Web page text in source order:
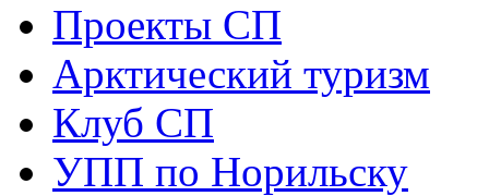
Проекты СП
Арктический туризм
Клуб СП
УПП по Норильску